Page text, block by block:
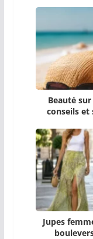
Beauté
conseils
Jupes